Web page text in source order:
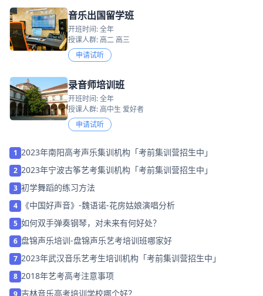
音乐出国留学班
开班时间: 全年
授课人群: 高二 高三
申请试听
录音师培训班
开班时间: 全年
授课人群: 高中生 爱好者
申请试听
1 2023年南阳高考声乐集训机构「考前集训营招生中」
2 2023年宁波古筝艺考集训机构「考前集训营招生中」
3 初学舞蹈的练习方法
4 《中国好声音》-魏语诺-花房姑娘演唱分析
5 如何双手弹奏钢琴，对未来有何好处？
6 盘锦声乐培训-盘锦声乐艺考培训班哪家好
7 2023年武汉音乐艺考生培训机构「考前集训营招生中」
8 2018年艺考高考注意事项
9 吉林音乐高考培训学校哪个好？